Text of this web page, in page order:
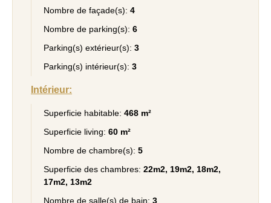
Nombre de façade(s): 4
Nombre de parking(s): 6
Parking(s) extérieur(s): 3
Parking(s) intérieur(s): 3
Intérieur:
Superficie habitable: 468 m²
Superficie living: 60 m²
Nombre de chambre(s): 5
Superficie des chambres: 22m2, 19m2, 18m2,
17m2, 13m2
Nombre de salle(s) de bain: 3